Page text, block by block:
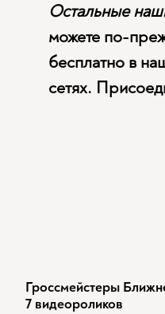
Остальные
можете по-
бесплатно в
сетях.
Гроссмейстеры
7 видеороликов